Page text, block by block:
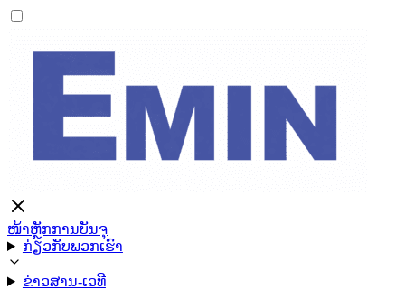
ໜ້າຫຼັກການບັນຈຸ
ກ່ຽວກັບພວກເຮົາ
ຂ່າວສານ-ເວທີ